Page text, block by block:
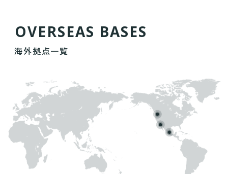
OVERSEAS BASES
海外拠点一覧